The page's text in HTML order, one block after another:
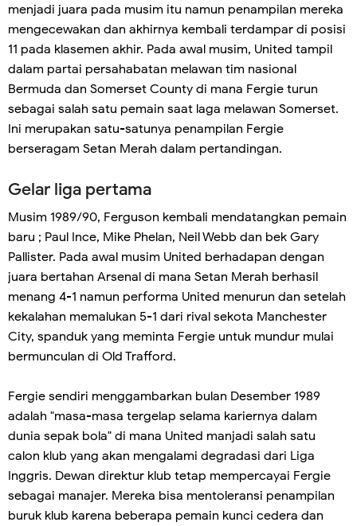
menjadi juara pada musim itu namun penampilan mereka
mengecewakan dan akhirnya kembali terdampar di posisi
11 pada klasemen akhir. Pada awal musim, United tampil
dalam partai persahabatan melawan tim nasional
Bermuda dan Somerset County di mana Fergie turun
sebagai salah satu pemain saat laga melawan Somerset.
Ini merupakan satu-satunya penampilan Fergie
berseragam Setan Merah dalam pertandingan.
Gelar liga pertama
Musim 1989/90, Ferguson kembali mendatangkan pemain
baru ; Paul Ince, Mike Phelan, Neil Webb dan bek Gary
Pallister. Pada awal musim United berhadapan dengan
juara bertahan Arsenal di mana Setan Merah berhasil
menang 4-1 namun performa United menurun dan setelah
kekalahan memalukan 5-1 dari rival sekota Manchester
City, spanduk yang meminta Fergie untuk mundur mulai
bermunculan di Old Trafford.
Fergie sendiri menggambarkan bulan Desember 1989
adalah "masa-masa tergelap selama kariernya dalam
dunia sepak bola" di mana United manjadi salah satu
calon klub yang akan mengalami degradasi dari Liga
Inggris. Dewan direktur klub tetap mempercayai Fergie
sebagai manajer. Mereka bisa mentoleransi penampilan
buruk klub karena beberapa pemain kunci cedera dan